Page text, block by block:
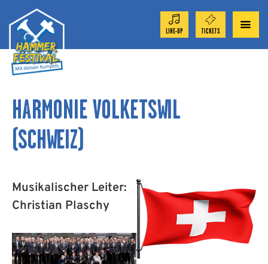
LINE-UP TICKETS
ORCHESTER 2026
TICKET-SHOP
FESTIVAL
AKTUELL
SPONSOREN
HARMONIE VOLKETSWIL
(SCHWEIZ)
Musikalischer Leiter:
Christian Plaschy